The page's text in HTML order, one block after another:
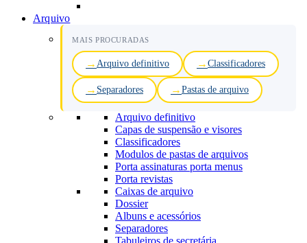
Arquivo
MAIS PROCURADAS
Arquivo definitivo Classificadores
Separadores Pastas de arquivo
Arquivo definitivo
Capas de suspensão e visores
Classificadores
Modulos de pastas de arquivos
Porta assinaturas porta menus
Porta revistas
Caixas de arquivo
Dossier
Albuns e acessórios
Separadores
Tabuleiros de secretária